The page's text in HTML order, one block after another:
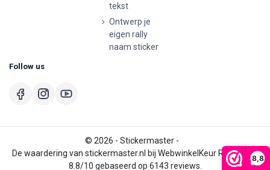
8,8
tekst
Ontwerp je
eigen rally
naam sticker
Follow us
© 2026 - Stickermaster -
De waardering van stickermaster.nl bij WebwinkelKeur Reviews is
8.8/10 gebaseerd op 6143 reviews.